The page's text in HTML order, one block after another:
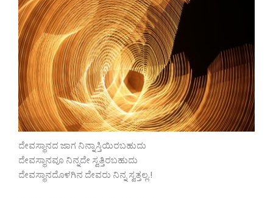
ದೇವಸ್ಥಾನದ ಜಾಗ ನಿನ್ನಾಸ್ತಿಯಿರಬಹುದು
ದೇವಸ್ಥಾನವೂ ನಿನ್ನದೇ ಸ್ವತ್ತಿರಬಹುದು
ದೇವಸ್ಥಾನದೊಳಗಿನ ದೇವರು ನಿನ್ನ ಸ್ವತ್ತಲ್ಲ.!